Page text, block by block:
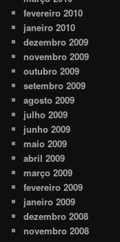
fevereiro 2010
janeiro 2010
dezembro 2009
novembro 2009
outubro 2009
setembro 2009
agosto 2009
julho 2009
junho 2009
maio 2009
abril 2009
março 2009
fevereiro 2009
janeiro 2009
dezembro 2008
novembro 2008